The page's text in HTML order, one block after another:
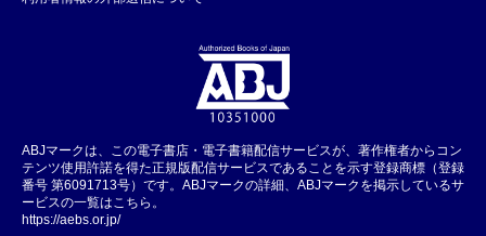
ABJマークは、この電子書店・電子書籍配信サービスが、著作権者からコン
テンツ使用許諾を得た正規版配信サービスであることを示す登録商標（登録
番号 第6091713号）です。ABJマークの詳細、ABJマークを掲示しているサ
ービスの一覧はこちら。
https://aebs.or.jp/